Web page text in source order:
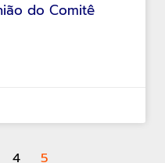
do Comitê
4 5